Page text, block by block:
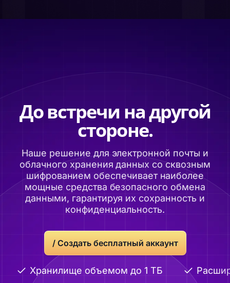
До встречи на другой
стороне.
Наше решение для электронной почты и
облачного хранения данных со сквозным
шифрованием обеспечивает наиболее
мощные средства безопасного обмена
данными, гарантируя их сохранность и
конфиденциальность.
/ Создать бесплатный аккаунт
Хранилище объемом до 1 ТБ